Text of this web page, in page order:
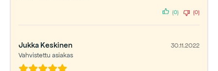
(0) (0)
Jukka Keskinen
Vahvistettu asiakas
30.11.2022